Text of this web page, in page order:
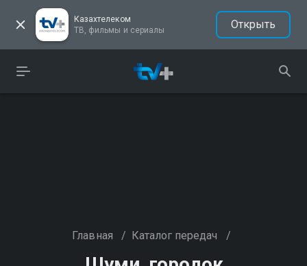
Казахтелеком
ТВ, фильмы и сериалы
Открыть
Главная / Каталог передач /